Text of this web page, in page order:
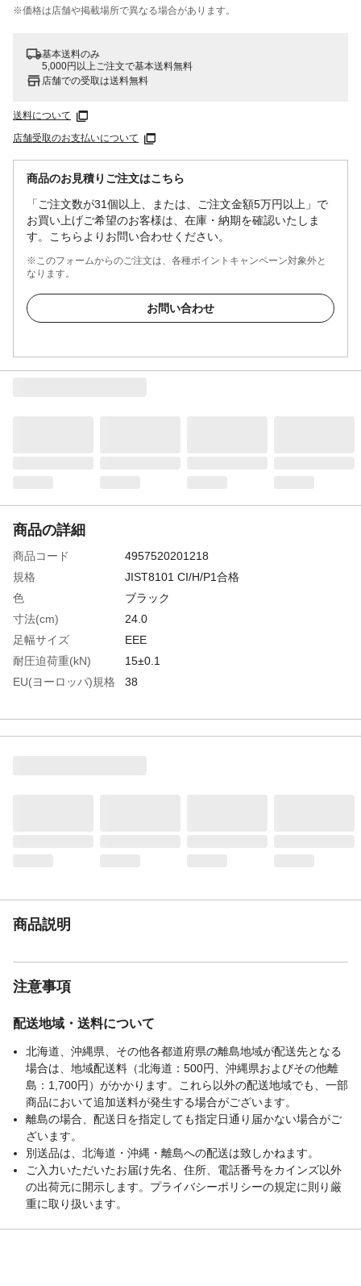
※価格は​店舗や​掲載場所で​異なる​場合が​あります。
基本送料のみ
5,000円以上ご注文で基本送料無料
店舗での受取は送料無料
送料について
店舗受取のお支払いについて
商品のお見積りご注文はこちら
「ご注文数が31個以上、または、ご注文金額5万円以上」で
お買い上げご希望のお客様は、在庫・納期を確認いたしま
す。こちらよりお問い合わせください。
※このフォームからのご注文は、各種ポイントキャンペーン対象外と
なります。
お問い合わせ
商品の詳細
商品コード
4957520201218
規格
JIST8101 CI/H/P1合格
色
ブラック
寸法(cm)
24.0
足幅サイズ
EEE
耐圧迫荷重(kN)
15±0.1
EU(ヨーロッパ)規格
38
UK(イギリス)規格サ
イズ
5 1/2
材質4
中敷：全敷
商品説明
注意事項
配送地域・送料について
北海道、沖縄県、その他各都道府県の離島地域が配送先となる
場合は、地域配送料（北海道：500円、沖縄県およびその他離
島：1,700円）がかかります。これら以外の配送地域でも、一部
商品において追加送料が発生する場合がございます。
離島の場合、配送日を指定しても指定日通り届かない場合がご
ざいます。
別送品は、北海道・沖縄・離島への配送は致しかねます。
ご入力いただいたお届け先名、住所、電話番号をカインズ以外
の出荷元に開示します。プライバシーポリシーの規定に則り厳
重に取り扱います。